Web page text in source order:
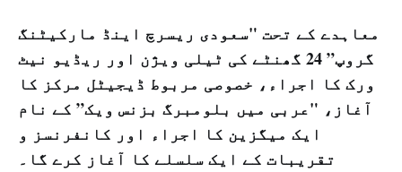
معاہدے کے تحت "سعودی ریسرچ اینڈ مارکیٹنگ
گروپ” 24 گھنٹے کی ٹیلی ویژن اور ریڈیو نیٹ
ورک کا اجراء، خصوصی مربوط ڈیجیٹل مرکز کا
آغاز، "عربی میں بلومبرگ بزنس ویک” کے نام
ایک میگزین کا اجراء اور کانفرنسز و
تقریبات کے ایک سلسلے کا آغاز کرے گا۔